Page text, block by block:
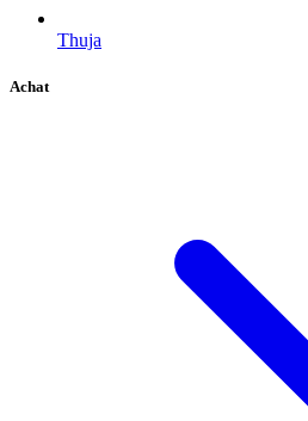
Thuja
Achat